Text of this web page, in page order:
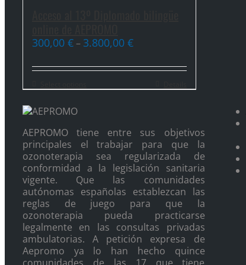
300,00 €– 3.800,00 €
AEPROMO tiene entre sus objetivos
principales el trabajar para que la
ozonoterapia sea regularizada de
conformidad a la legislación sanitaria
vigente. Que las comunidades
autónomas españolas establezcan las
reglas de juego para que la
ozonoterapia pueda practicarse
legalmente en las consultas privadas
ambulatorias. A petición expresa de
Aepromo ya lo han hecho quince